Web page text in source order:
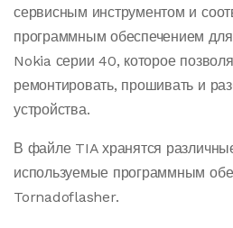
сервисным инструментом и
программным обеспечением
Nokia серии 40, которое
ремонтировать, прошивать и
устройства.
В файле TIA хранятся
используемые программным
Tornadoflasher.